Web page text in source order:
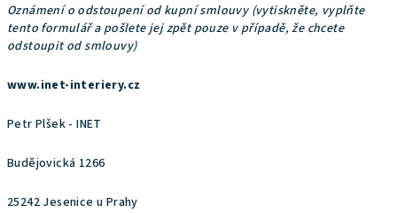
Oznámení o odstoupení od kupní smlouvy (vytiskněte, vyplňte
tento formulář a pošlete jej zpět pouze v případě, že chcete
odstoupit od smlouvy)
www.inet-interiery.cz
Petr Plšek - INET
Budějovická 1266
25242 Jesenice u Prahy